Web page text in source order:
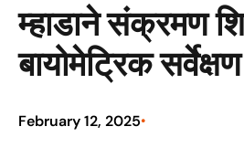
म्हाडाने संक्रमण
बायोमेट्रिक
February 12, 2025•